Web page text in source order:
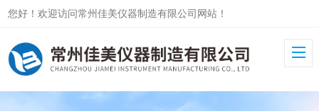
您好！欢迎访问常州佳美仪器制造有限公司网站！